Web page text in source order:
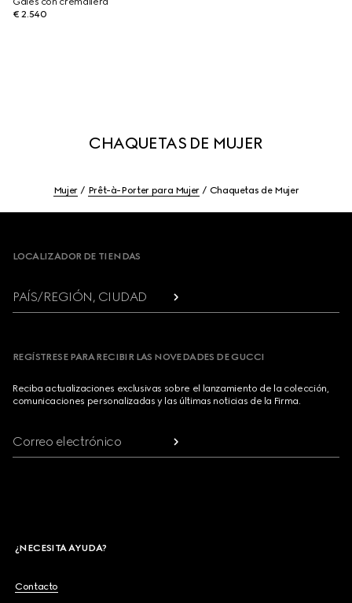
€ 2.540
CHAQUETAS DE MUJER
Mujer Prêt-à-Porter para Mujer Chaquetas de Mujer
LOCALIZADOR DE TIENDAS
PAÍS/REGIÓN, CIUDAD
REGÍSTRESE PARA RECIBIR LAS NOVEDADES DE GUCCI
Reciba actualizaciones exclusivas sobre el lanzamiento de la colección,
comunicaciones personalizadas y las últimas noticias de la Firma.
Correo electrónico
¿NECESITA AYUDA?
Contacto